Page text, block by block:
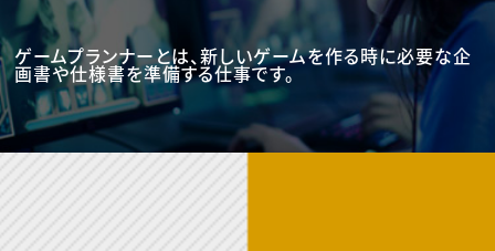
CREATIVE JOB求人検索
特集求人
採用説明会
転職支援サービス
CONTENTS
スキルアップしたい！
スキルアップしたい！ トップ
プログラミング
動画配信・映像制作
編集・ライティング
TOP Creator’s コラム
TOP Creator’s コラム トップ
Webクリエイター
ゲームプランナーとは、新しいゲームを作る時に必要な企
画書や仕様書を準備する仕事です。